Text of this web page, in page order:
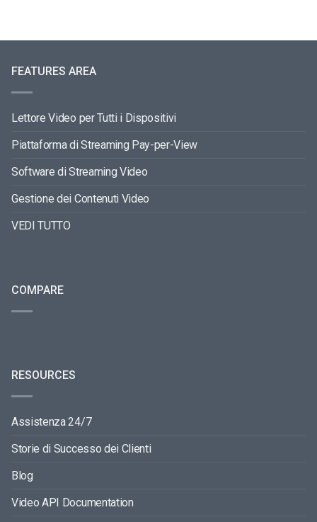
FEATURES AREA
Lettore Video per Tutti i Dispositivi
Piattaforma di Streaming Pay-per-View
Software di Streaming Video
Gestione dei Contenuti Video
VEDI TUTTO
COMPARE
RESOURCES
Assistenza 24/7
Storie di Successo dei Clienti
Blog
Video API Documentation